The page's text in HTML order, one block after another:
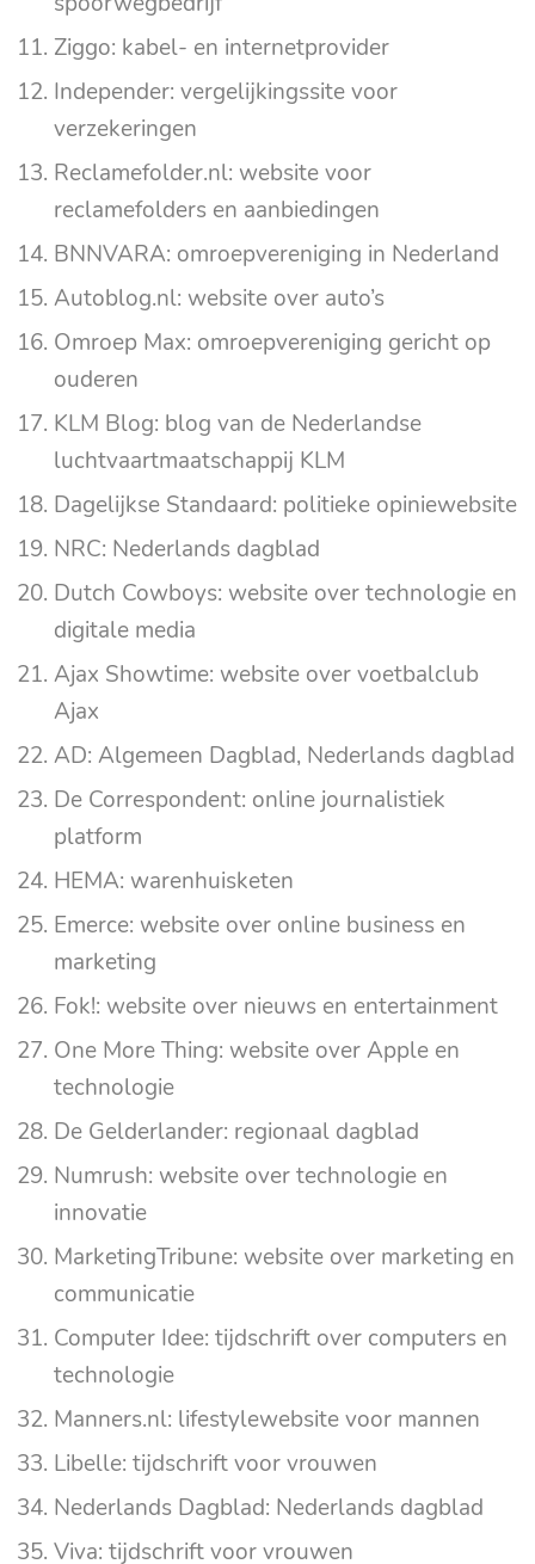
Ziggo: kabel- en internetprovider
Independer: vergelijkingssite voor
verzekeringen
Reclamefolder.nl: website voor
reclamefolders en aanbiedingen
BNNVARA: omroepvereniging in Nederland
Autoblog.nl: website over auto’s
Omroep Max: omroepvereniging gericht op
ouderen
KLM Blog: blog van de Nederlandse
luchtvaartmaatschappij KLM
Dagelijkse Standaard: politieke opiniewebsite
NRC: Nederlands dagblad
Dutch Cowboys: website over technologie en
digitale media
Ajax Showtime: website over voetbalclub
Ajax
AD: Algemeen Dagblad, Nederlands dagblad
De Correspondent: online journalistiek
platform
HEMA: warenhuisketen
Emerce: website over online business en
marketing
Fok!: website over nieuws en entertainment
One More Thing: website over Apple en
technologie
De Gelderlander: regionaal dagblad
Numrush: website over technologie en
innovatie
MarketingTribune: website over marketing en
communicatie
Computer Idee: tijdschrift over computers en
technologie
Manners.nl: lifestylewebsite voor mannen
Libelle: tijdschrift voor vrouwen
Nederlands Dagblad: Nederlands dagblad
Viva: tijdschrift voor vrouwen